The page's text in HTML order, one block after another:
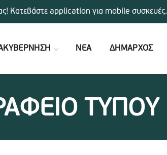
ΝΕΑ ΔΗΜΑΡΧΟΣ
ΤΥΠΟΥ
Κατεβάστε application για mobile συσκευές.